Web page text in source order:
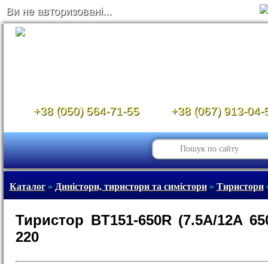
Ви не авторизовані...
+38 (050) 564-71-55 +38 (067) 913-04-
Каталог» Диністори, тиристори та симістори» Тиристори
Тиристор BT151-650R (7.5A/12A
220